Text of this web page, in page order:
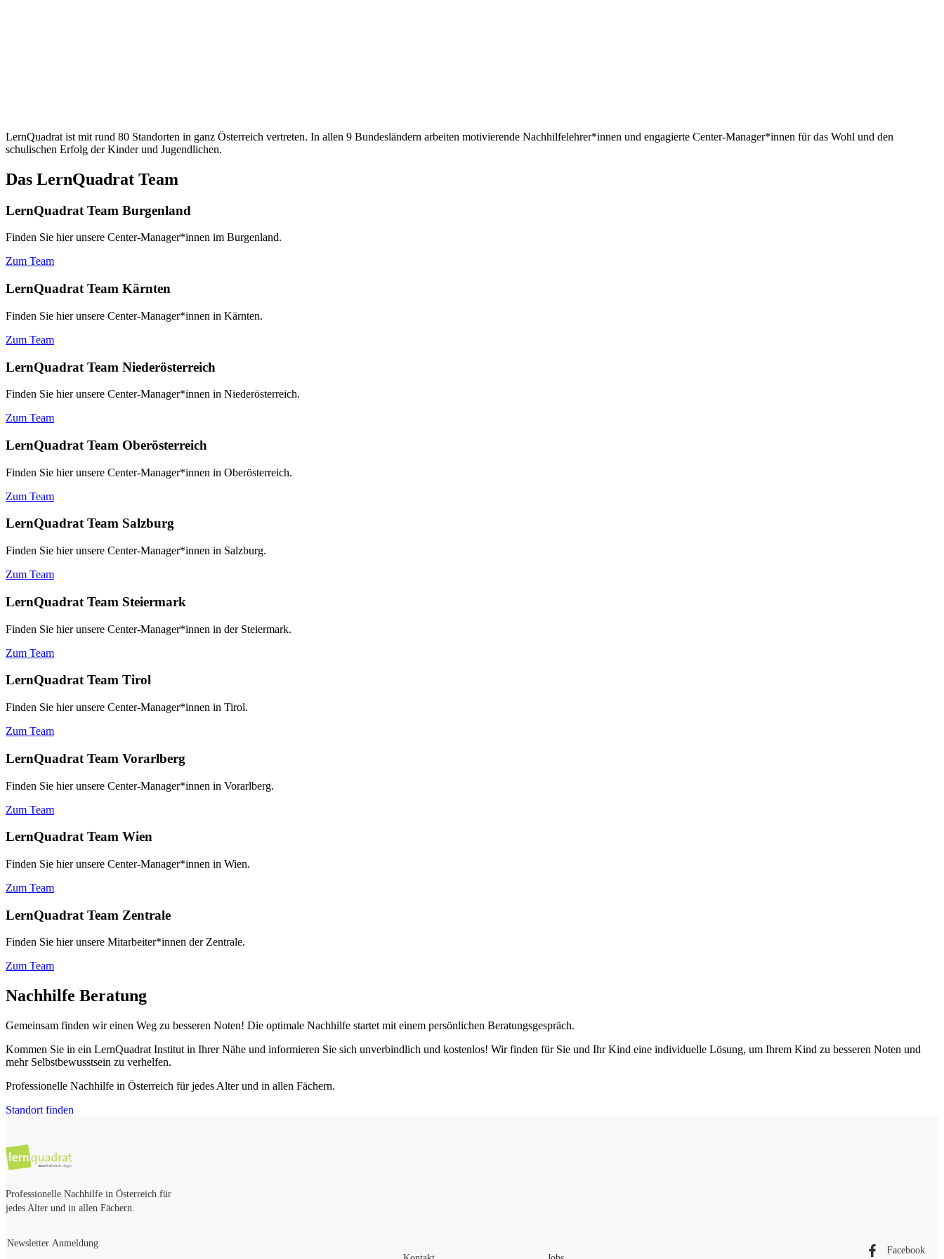
LernQuadrat ist mit rund 80 Standorten in ganz Österreich vertreten. In allen 9 Bundesländern arbeiten motivierende Nachhilfelehrer*innen und engagierte Center-Manager*innen für das Wohl und den
schulischen Erfolg der Kinder und Jugendlichen.
Das LernQuadrat Team
LernQuadrat Team Burgenland
Finden Sie hier unsere Center-Manager*innen im Burgenland.
Zum Team
LernQuadrat Team Kärnten
Finden Sie hier unsere Center-Manager*innen in Kärnten.
Zum Team
LernQuadrat Team Niederösterreich
Finden Sie hier unsere Center-Manager*innen in Niederösterreich.
Zum Team
LernQuadrat Team Oberösterreich
Finden Sie hier unsere Center-Manager*innen in Oberösterreich.
Zum Team
LernQuadrat Team Salzburg
Finden Sie hier unsere Center-Manager*innen in Salzburg.
Zum Team
LernQuadrat Team Steiermark
Finden Sie hier unsere Center-Manager*innen in der Steiermark.
Zum Team
LernQuadrat Team Tirol
Finden Sie hier unsere Center-Manager*innen in Tirol.
Zum Team
LernQuadrat Team Vorarlberg
Finden Sie hier unsere Center-Manager*innen in Vorarlberg.
Zum Team
LernQuadrat Team Wien
Finden Sie hier unsere Center-Manager*innen in Wien.
Zum Team
LernQuadrat Team Zentrale
Finden Sie hier unsere Mitarbeiter*innen der Zentrale.
Zum Team
Nachhilfe Beratung
Gemeinsam finden wir einen Weg zu besseren Noten! Die optimale Nachhilfe startet mit einem persönlichen Beratungsgespräch.
Kommen Sie in ein LernQuadrat Institut in Ihrer Nähe und informieren Sie sich unverbindlich und kostenlos! Wir finden für Sie und Ihr Kind eine individuelle Lösung, um Ihrem Kind zu besseren Noten und
mehr Selbstbewusstsein zu verhelfen.
Professionelle Nachhilfe in Österreich für jedes Alter und in allen Fächern.
Standort finden
Professionelle Nachhilfe in Österreich für
jedes Alter und in allen Fächern.
Newsletter Anmeldung
Facebook